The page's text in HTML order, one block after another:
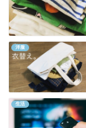
洋服
生活